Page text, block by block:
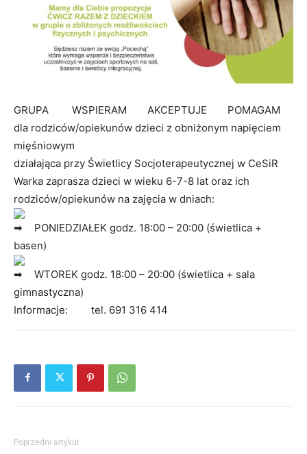
GRUPA WSPIERAM AKCEPTUJE
POMAGAM
dla rodziców/opiekunów dzieci z obniżonym napięciem
mięśniowym
działająca przy Świetlicy Socjoterapeutycznej w CeSiR
Warka zaprasza dzieci w wieku 6-7-8 lat oraz ich
rodziców/opiekunów na zajęcia w dniach:
PONIEDZIAŁEK godz. 18:00 – 20:00 (świetlica +
basen)
WTOREK godz. 18:00 – 20:00 (świetlica + sala
gimnastyczna)
Informacje:
tel. 691 316 414
Poprzedni artykuł